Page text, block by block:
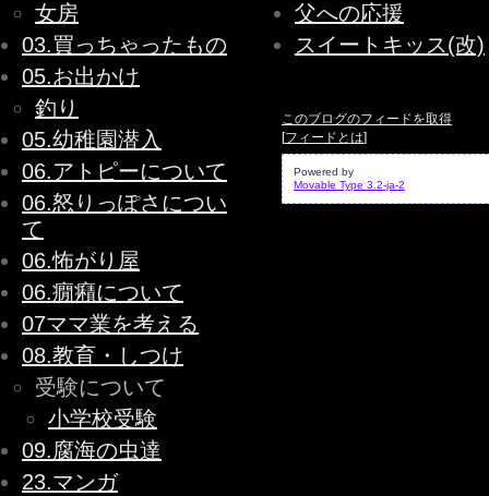
女房
03.買っちゃったもの
05.お出かけ
釣り
05.幼稚園潜入
06.アトピーについて
06.怒りっぽさについ
て
06.怖がり屋
06.癇癪について
07ママ業を考える
08.教育・しつけ
受験について
小学校受験
09.腐海の虫達
23.マンガ
父への応援
スイートキッス(改)
このブログのフィードを取得
[フィードとは]
Powered by
Movable Type 3.2-ja-2